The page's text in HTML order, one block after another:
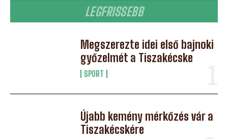
LEGFRISSEBB
Megszerezte idei első bajnoki
győzelmét a Tiszakécske
SPORT
Újabb kemény mérkőzés vár a
Tiszakécskére